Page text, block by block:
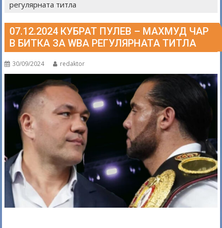
регулярната титла
07.12.2024 КУБРАТ ПУЛЕВ – МАХМУД ЧАР
В БИТКА ЗА WBA РЕГУЛЯРНАТА ТИТЛА
30/09/2024 redaktor